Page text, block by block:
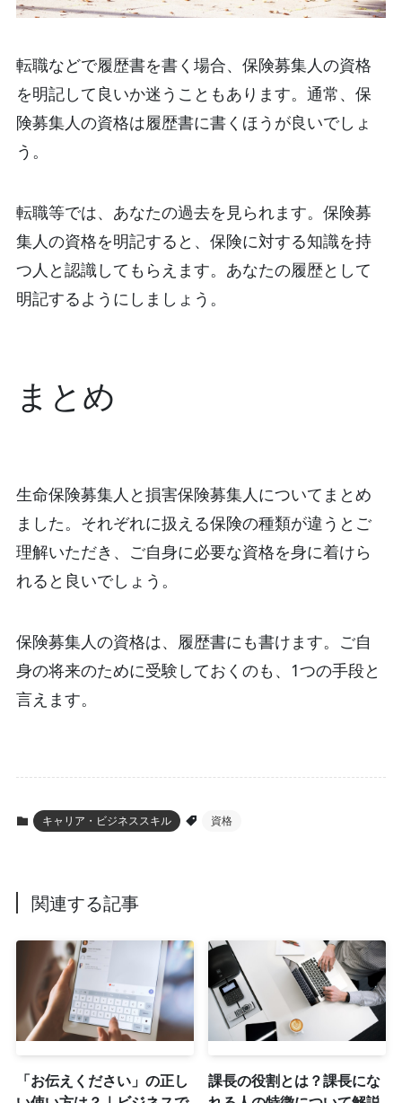
転職などで履歴書を書く場合、保険募集人の資格
を明記して良いか迷うこともあります。通常、保
険募集人の資格は履歴書に書くほうが良いでしょ
う。
転職等では、あなたの過去を見られます。保険募
集人の資格を明記すると、保険に対する知識を持
つ人と認識してもらえます。あなたの履歴として
明記するようにしましょう。
まとめ
生命保険募集人と損害保険募集人についてまとめ
ました。それぞれに扱える保険の種類が違うとご
理解いただき、ご自身に必要な資格を身に着けら
れると良いでしょう。
保険募集人の資格は、履歴書にも書けます。ご自
身の将来のために受験しておくのも、1つの手段と
言えます。
キャリア・ビジネススキル 資格
関連する記事
「お伝えください」の正し
課長の役割とは？課長にな